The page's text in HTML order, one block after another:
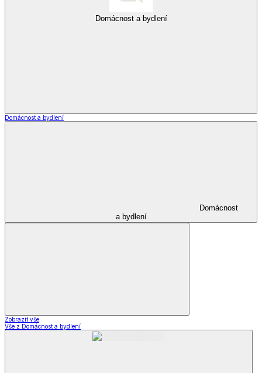
Domácnost a bydlení
Domácnost a bydlení
Domácnost
a bydlení
Zobrazit vše
Vše z Domácnost a bydlení